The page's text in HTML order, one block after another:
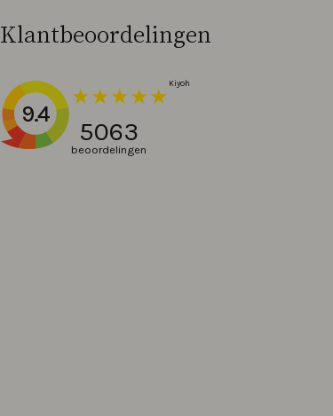
Klantbeoordelingen
9.4
5063
beoordelingen